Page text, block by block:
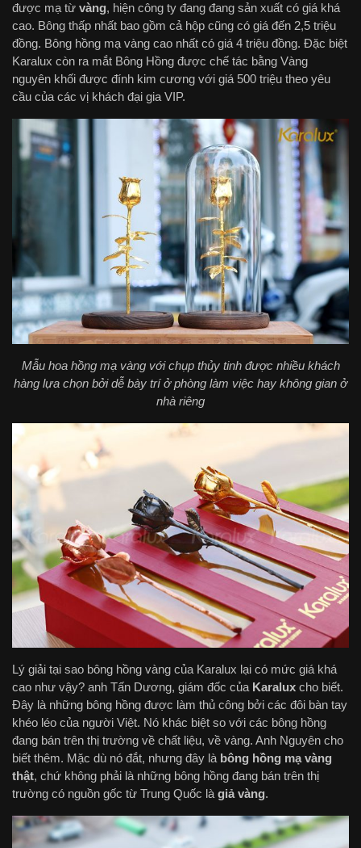
được mạ từ vàng, hiện công ty đang đang sản xuất có giá khá
cao. Bông thấp nhất bao gồm cả hộp cũng có giá đến 2,5 triệu
đồng. Bông hồng mạ vàng cao nhất có giá 4 triệu đồng. Đặc biệt
Karalux còn ra mắt Bông Hồng được chế tác bằng Vàng
nguyên khối được đính kim cương với giá 500 triệu theo yêu
cầu của các vị khách đại gia VIP.
Mẫu hoa hồng mạ vàng với chụp thủy tinh được nhiều khách
hàng lựa chọn bởi dễ bày trí ở phòng làm việc hay không gian ở
nhà riêng
Lý giải tại sao bông hồng vàng của Karalux lại có mức giá khá
cao như vậy? anh Tấn Dương, giám đốc của Karalux cho biết.
Đây là những bông hồng được làm thủ công bởi các đôi bàn tay
khéo léo của người Việt. Nó khác biệt so với các bông hồng
đang bán trên thị trường về chất liệu, về vàng. Anh Nguyên cho
biết thêm. Mặc dù nó đắt, nhưng đây là bông hồng mạ vàng
thật, chứ không phải là những bông hồng đang bán trên thị
trường có nguồn gốc từ Trung Quốc là giả vàng.